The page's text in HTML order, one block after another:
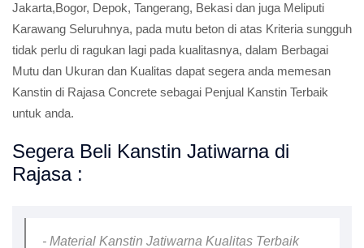
Jakarta,Bogor, Depok, Tangerang, Bekasi dan juga Meliputi
Karawang Seluruhnya, pada mutu beton di atas Kriteria sungguh
tidak perlu di ragukan lagi pada kualitasnya, dalam Berbagai
Mutu dan Ukuran dan Kualitas dapat segera anda memesan
Kanstin di Rajasa Concrete sebagai Penjual Kanstin Terbaik
untuk anda.
Segera Beli Kanstin Jatiwarna di
Rajasa :
- Material Kanstin Jatiwarna Kualitas Terbaik